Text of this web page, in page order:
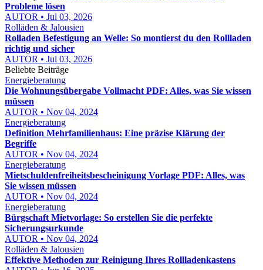
Probleme lösen
AUTOR • Jul 03, 2026
Rolläden & Jalousien
Rolladen Befestigung an Welle: So montierst du den Rollladen
richtig und sicher
AUTOR • Jul 03, 2026
Beliebte Beiträge
Energieberatung
Die Wohnungsübergabe Vollmacht PDF: Alles, was Sie wissen
müssen
AUTOR • Nov 04, 2024
Energieberatung
Definition Mehrfamilienhaus: Eine präzise Klärung der
Begriffe
AUTOR • Nov 04, 2024
Energieberatung
Mietschuldenfreiheitsbescheinigung Vorlage PDF: Alles, was
Sie wissen müssen
AUTOR • Nov 04, 2024
Energieberatung
Bürgschaft Mietvorlage: So erstellen Sie die perfekte
Sicherungsurkunde
AUTOR • Nov 04, 2024
Rolläden & Jalousien
Effektive Methoden zur Reinigung Ihres Rollladenkastens